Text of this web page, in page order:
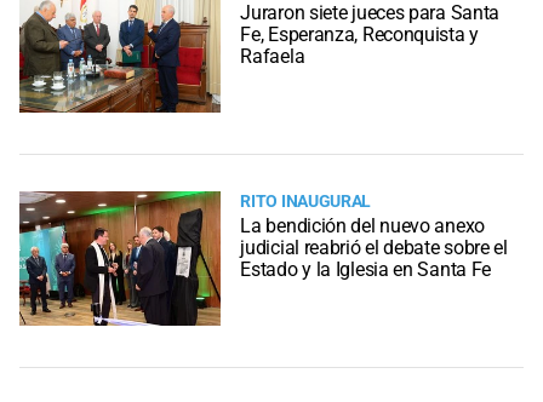
Juraron siete jueces para Santa
Fe, Esperanza, Reconquista y
Rafaela
RITO INAUGURAL
La bendición del nuevo anexo
judicial reabrió el debate sobre el
Estado y la Iglesia en Santa Fe